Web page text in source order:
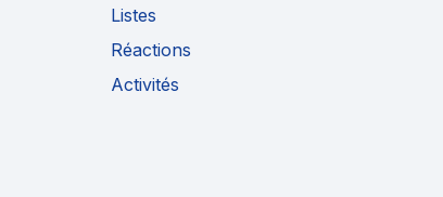
Listes
Réactions
Activités